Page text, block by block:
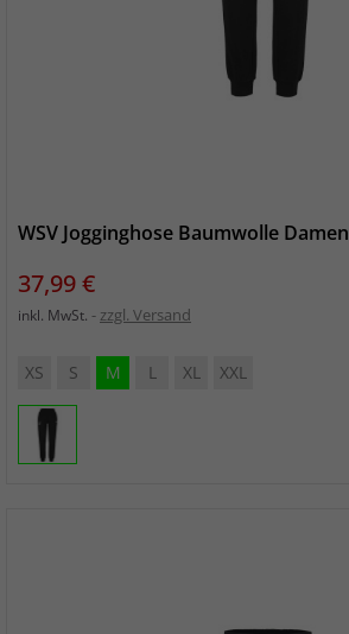
WSV Jogginghose Baumwolle Damen
Preis
37,99 €
inkl. MwSt. zzgl. Versand
XS S M L XL XXL